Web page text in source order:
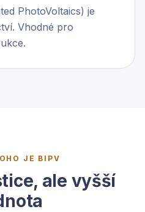
PhotoVoltaics) je
Vhodné pro
JE BIPV
ale vyšší